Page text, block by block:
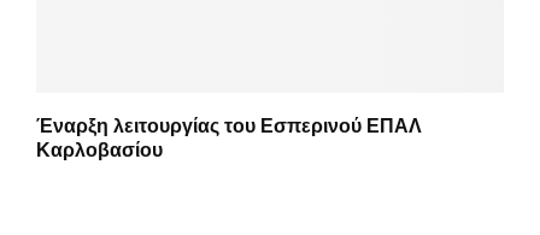
Έναρξη λειτουργίας του Εσπερινού ΕΠΑΛ
Καρλοβασίου